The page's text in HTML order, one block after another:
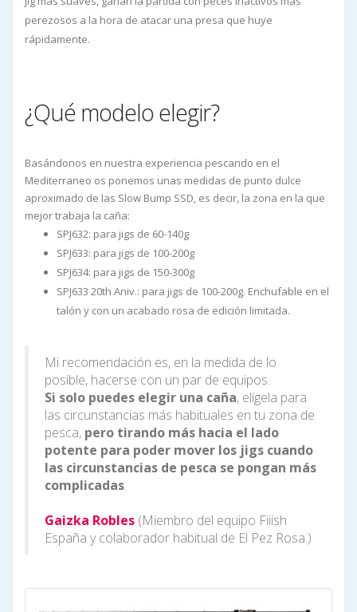
perezosos a la hora de atacar una presa que huye
rápidamente.
¿Qué modelo elegir?
Basándonos en nuestra experiencia pescando en el
Mediterraneo os ponemos unas medidas de punto dulce
aproximado de las Slow Bump SSD, es decir, la zona en la que
mejor trabaja la caña:
SPJ632: para jigs de 60-140g
SPJ633: para jigs de 100-200g
SPJ634: para jigs de 150-300g
SPJ633 20th Aniv.: para jigs de 100-200g. Enchufable en el
talón y con un acabado rosa de edición limitada.
Mi recomendación es, en la medida de lo
posible, hacerse con un par de equipos.
Si solo puedes elegir una caña, elígela para
las circunstancias más habituales en tu zona de
pesca, pero tirando más hacia el lado
potente para poder mover los jigs cuando
las circunstancias de pesca se pongan más
complicadas.
Gaizka Robles (Miembro del equipo Fiiish
España y colaborador habitual de El Pez Rosa.)